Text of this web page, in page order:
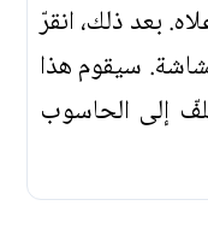
بعد ذلك، انقرّ
سيقوم هذا
إلى الحاسوب